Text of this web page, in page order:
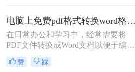
的PDF转Word方法。
电脑上免费pdf格式转换word格式？分享二种转换方式！
在日常办公和学习中，经常需要将
PDF文件转换成Word文档以便于编
辑。对于那些希望节省成本的用户来
说，使用免费工具进行转换是一个不
赞 踩